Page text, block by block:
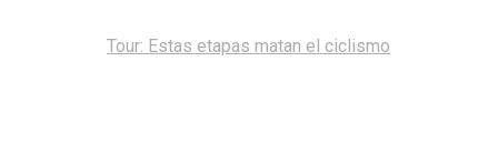
Tour: Estas etapas matan el ciclismo